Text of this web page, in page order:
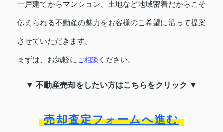
一戸建てからマンション、土地など地域密着だからこそ
伝えられる不動産の魅力をお客様のご希望に沿って提案
させていただきます。
まずは、お気軽にご相談 ください。
▼ 不動産売却をしたい方はこちらをクリック ▼
売却査定フォームへ進む